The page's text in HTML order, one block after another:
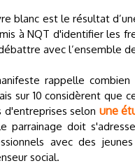
blanc est le résultat
à NQT d'identifier les
avec l’ensemble
rappelle
sur 10 considèrent
d'entreprises selon une
parrainage doit
avec des
social.